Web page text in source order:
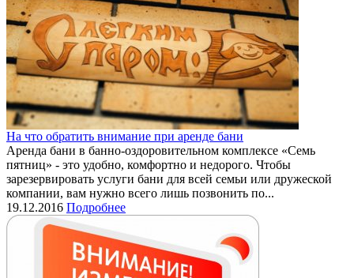
На что обратить внимание при аренде бани
Аренда бани в банно-оздоровительном комплексе «Семь
пятниц» - это удобно, комфортно и недорого. Чтобы
зарезервировать услуги бани для всей семьи или дружеской
компании, вам нужно всего лишь позвонить по...
19.12.2016 Подробнее